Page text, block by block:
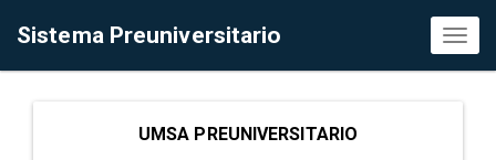
Sistema Preuniversitario
UMSA PREUNIVERSITARIO